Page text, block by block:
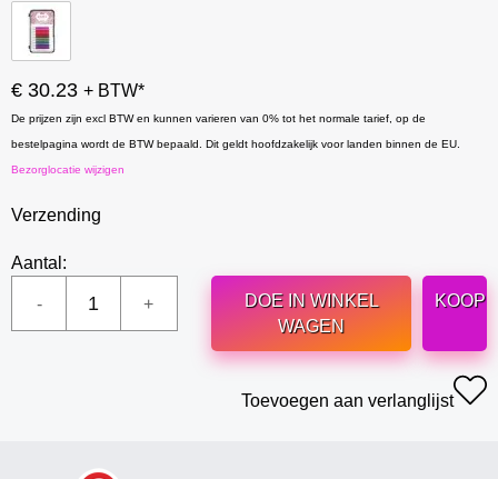
€ 30.23 + BTW*
De prijzen zijn excl BTW en kunnen varieren van 0% tot het normale tarief, op de
bestelpagina wordt de BTW bepaald. Dit geldt hoofdzakelijk voor landen binnen de EU.
Bezorglocatie wijzigen
Verzending
Aantal:
DOE IN WINKEL
WAGEN
KOOP
Toevoegen aan verlanglijst